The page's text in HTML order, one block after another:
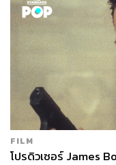
FILM
โปรดิวเซอร์ James